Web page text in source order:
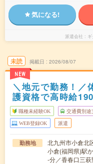
気になる!
派遣会社
未読
NEW
掲載日 2026/08/07
＼地元で勤務！／
護資格で高時給
職種未経験OK 交通費別途
WEB登録OK 派遣
勤務地
北九州市小倉北
小倉(福岡県)駅
-分／香春口三